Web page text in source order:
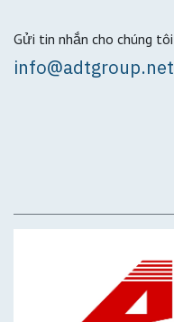
Gửi tin nhắn cho chúng tôi
info@adtgroup.net